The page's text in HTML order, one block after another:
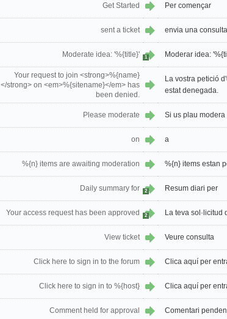
Get Started Per començar
sent a ticket envia una consulta
Moderate idea: '%{title}' 1 Moderar idea:
Your request to join <strong>%{name}
</strong> on <em>%{sitename}</em> has
been denied.
La vostra petició
estat denegada.
Please moderate Si us plau modera
on a
%{n} items are awaiting moderation %{n} items estan
Daily summary for 2 Resum diari per
Your access request has been approved 2 La teva sol·licitud
View ticket Veure consulta
Click here to sign in to the forum Clica aquí per
Click here to sign in to %{host} Clica aquí per
Comment held for approval Comentari